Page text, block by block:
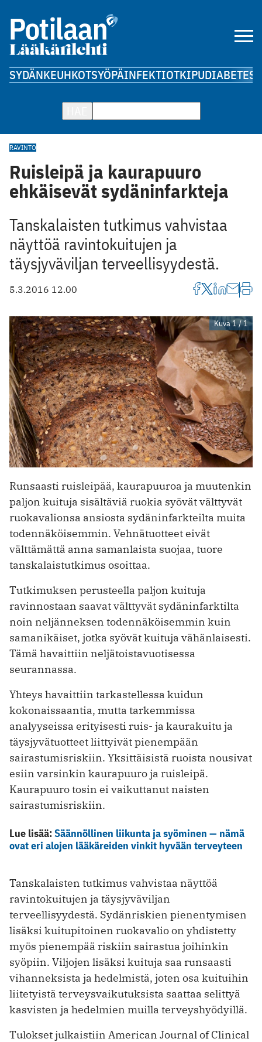
SYDÄNKEUHKOTSYÖPÄINFEKTIOTKIPUDIABETES
RAVINTO
Ruisleipä ja kaurapuuro
ehkäisevät sydäninfarkteja
Tanskalaisten tutkimus vahvistaa
näyttöä ravintokuitujen ja
täysjyväviljan terveellisyydestä.
5.3.2016 12.00
Kuva 1 / 1
Runsaasti ruisleipää, kaurapuuroa ja muutenkin
paljon kuituja sisältäviä ruokia syövät välttyvät
ruokavalionsa ansiosta sydäninfarkteilta muita
todennäköisemmin. Vehnätuotteet eivät
välttämättä anna samanlaista suojaa, tuore
tanskalaistutkimus osoittaa.
Tutkimuksen perusteella paljon kuituja
ravinnostaan saavat välttyvät sydäninfarktilta
noin neljänneksen todennäköisemmin kuin
samanikäiset, jotka syövät kuituja vähänlaisesti.
Tämä havaittiin neljätoistavuotisessa
seurannassa.
Yhteys havaittiin tarkastellessa kuidun
kokonaissaantia, mutta tarkemmissa
analyyseissa erityisesti ruis- ja kaurakuitu ja
täysjyvätuotteet liittyivät pienempään
sairastumisriskiin. Yksittäisistä ruoista nousivat
esiin varsinkin kaurapuuro ja ruisleipä.
Kaurapuuro tosin ei vaikuttanut naisten
sairastumisriskiin.
Lue lisää:Säännöllinen liikunta ja syöminen — nämä
ovat eri alojen lääkäreiden vinkit hyvään terveyteen
Tanskalaisten tutkimus vahvistaa näyttöä
ravintokuitujen ja täysjyväviljan
terveellisyydestä. Sydänriskien pienentymisen
lisäksi kuitupitoinen ruokavalio on yhdistetty
myös pienempää riskiin sairastua joihinkin
syöpiin. Viljojen lisäksi kuituja saa runsaasti
vihanneksista ja hedelmistä, joten osa kuituihin
liitetyistä terveysvaikutuksista saattaa selittyä
kasvisten ja hedelmien muilla terveyshyödyillä.
Tulokset julkaistiin American Journal of Clinical